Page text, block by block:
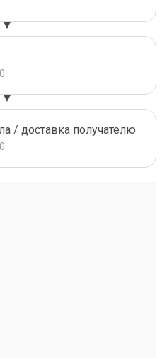
/ доставка получателю